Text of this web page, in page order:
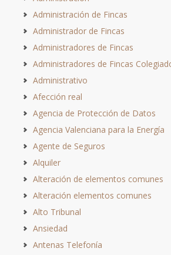
Administración de Fincas
Administrador de Fincas
Administradores de Fincas
Administradores de Fincas
Administrativo
Afección real
Agencia de Protección de Datos
Agencia Valenciana para la Energía
Agente de Seguros
Alquiler
Alteración de elementos comunes
Alteración elementos comunes
Alto Tribunal
Ansiedad
Antenas Telefonía